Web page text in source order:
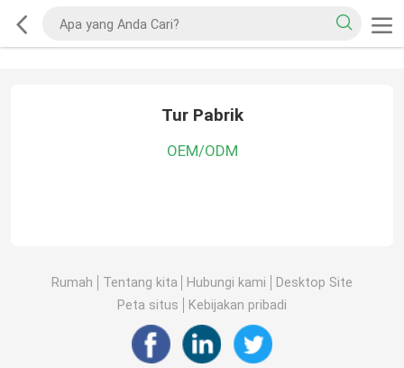
Tur Pabrik
OEM/ODM
Rumah Tentang kita Hubungi kami
Desktop Site
Peta situs
Kebijakan pribadi